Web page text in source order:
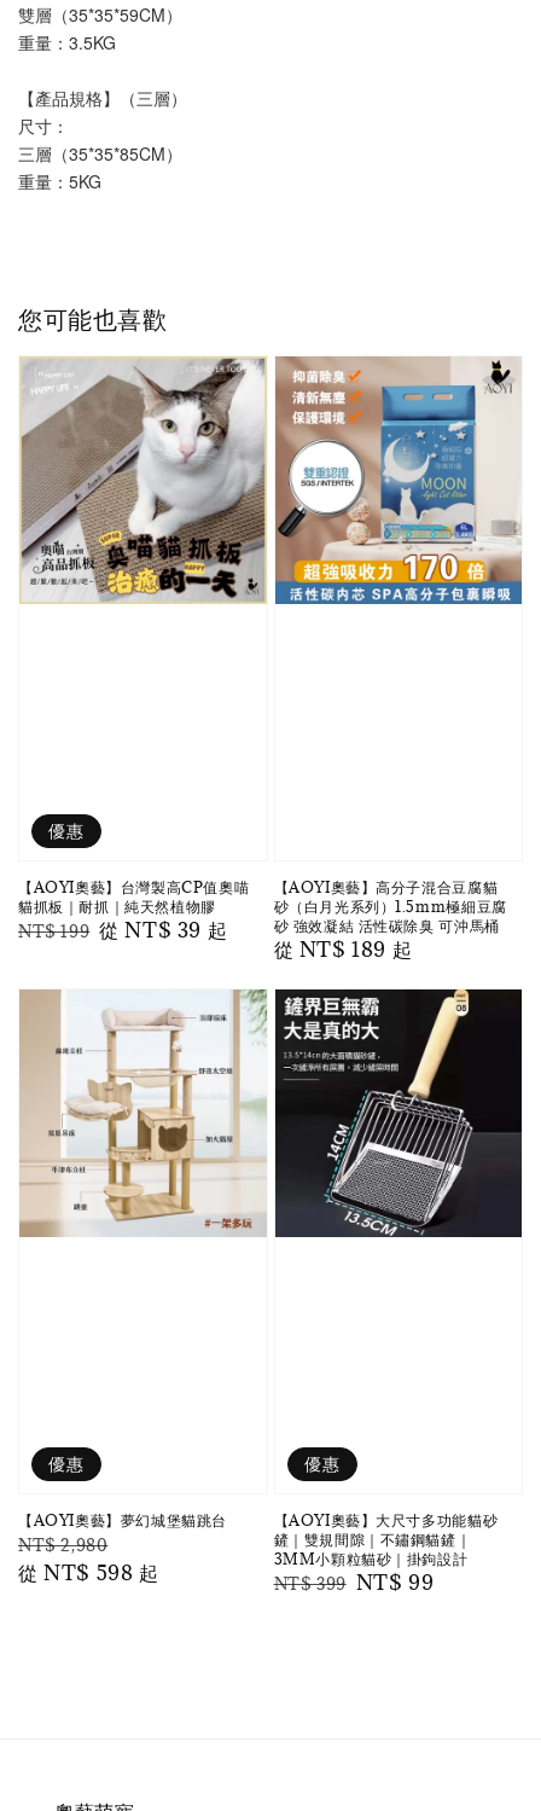
雙層（35*35*59CM）
重量：3.5KG
【產品規格】（三層）
尺寸：
三層（35*35*85CM）
重量：5KG
您可能也喜歡
優惠
【AOYI奧藝】台灣製高CP值奧喵
貓抓板｜耐抓｜純天然植物膠
Regular
NT$ 199 Sale
從NT$ 39 起
【AOYI奧藝】高分子混合豆腐貓
砂（白月光系列）1.5mm極細豆腐
砂 強效凝結 活性碳除臭 可沖馬桶
Regular
從 NT$ 189 起
優惠
【AOYI奧藝】夢幻城堡貓跳台
Regular
price
NT$ 2,980
price
從NT$ 598 起
優惠
【AOYI奧藝】大尺寸多功能貓砂
鏟｜雙規間隙｜不鏽鋼貓鏟｜
3MM小顆粒貓砂｜掛鉤設計
Regular
NT$ 399 Sale
NT$ 99